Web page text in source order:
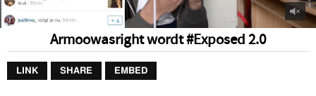
Armoowasright wordt #Exposed 2.0
LINK SHARE EMBED